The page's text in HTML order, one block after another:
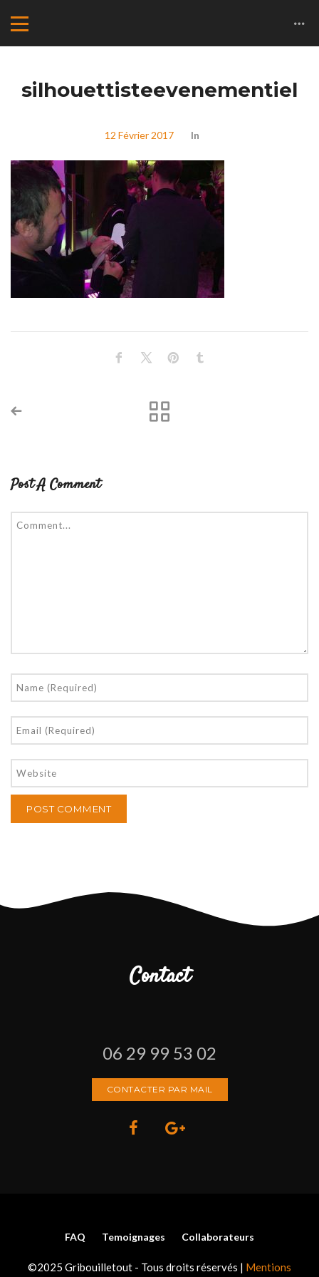
silhouettisteevenementiel
12 Février 2017 In
Post A Comment
Contact
06 29 99 53 02
CONTACTER PAR MAIL
FAQ Temoignages Collaborateurs
©2025 Gribouilletout - Tous droits réservés | Mentions